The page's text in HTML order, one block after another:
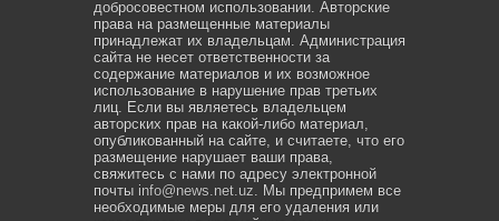
добросовестном использовании. Авторские
права на размещенные материалы
принадлежат их владельцам. Администрация
сайта не несет ответственности за
содержание материалов и их возможное
использование в нарушение прав третьих
лиц. Если вы являетесь владельцем
авторских прав на какой-либо материал,
опубликованный на сайте, и считаете, что его
размещение нарушает ваши права,
свяжитесь с нами по адресу электронной
почты info@news.net.uz. Мы предпримем все
необходимые меры для его удаления или